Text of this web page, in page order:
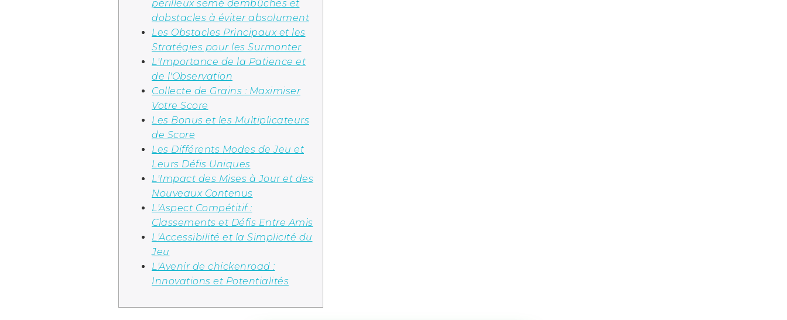
périlleux semé dembûches et
dobstacles à éviter absolument
Les Obstacles Principaux et les
Stratégies pour les Surmonter
L'Importance de la Patience et
de l'Observation
Collecte de Grains : Maximiser
Votre Score
Les Bonus et les Multiplicateurs
de Score
Les Différents Modes de Jeu et
Leurs Défis Uniques
L'Impact des Mises à Jour et des
Nouveaux Contenus
L'Aspect Compétitif :
Classements et Défis Entre Amis
L'Accessibilité et la Simplicité du
Jeu
L'Avenir de chickenroad :
Innovations et Potentialités